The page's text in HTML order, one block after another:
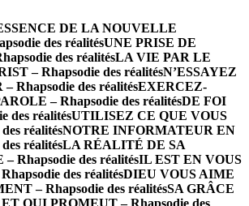
DE LA NOUVELLE
des réalitésUNE PRISE DE
des réalitésLA VIE PAR LE
– Rhapsodie des réalitésN’ESSAYEZ
Rhapsodie des réalitésEXERCEZ-
– Rhapsodie des réalitésDE FOI
des réalitésUTILISEZ CE QUE VOUS
réalitésNOTRE INFORMATEUR EN
réalitésLA RÉALITÉ DE SA
Rhapsodie des réalitésIL EST EN VOUS
des réalitésDIEU VOUS AIME
– Rhapsodie des réalitésSA GRÂCE
QUI PROMEUT – Rhapsodie des